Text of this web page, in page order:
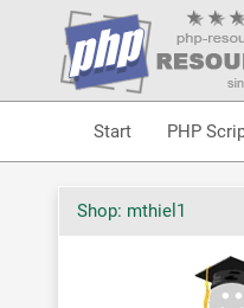
Start PHP
Shop: mthiel1